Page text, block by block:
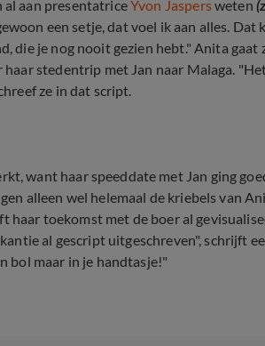
al aan presentatriceYvon Jaspersweten
een setje, dat voel ik aan alles. Dat
die je nog nooit gezien hebt." Anita gaat
stedentrip met Jan naar Malaga.
ze in dat script.
want haar speeddate met Jan ging
alleen wel helemaal de kriebels van
haar toekomst met de boer al
al gescript uitgeschreven", schrijft
bol maar in je handtasje!"